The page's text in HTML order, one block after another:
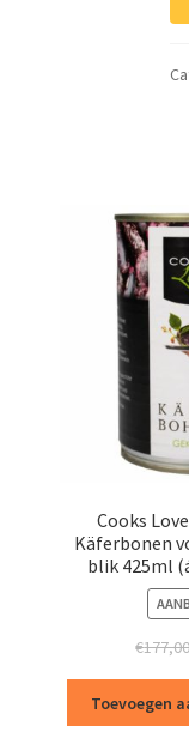
ex
Cooks
Käferbonen
blik 425ml
€
Toevoegen